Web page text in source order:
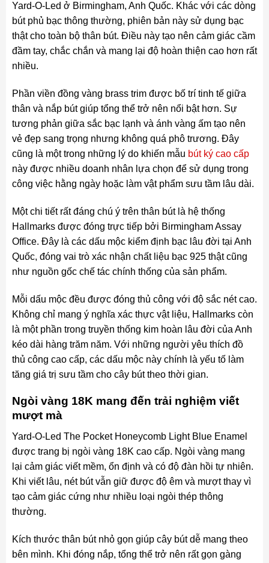
Yard-O-Led ở Birmingham, Anh Quốc. Khác với các dòng
bút phủ bạc thông thường, phiên bản này sử dụng bạc
thật cho toàn bộ thân bút. Điều này tạo nên cảm giác cầm
đầm tay, chắc chắn và mang lại độ hoàn thiện cao hơn rất
nhiều.
Phần viền đồng vàng brass trim được bố trí tinh tế giữa
thân và nắp bút giúp tổng thể trở nên nổi bật hơn. Sự
tương phản giữa sắc bạc lạnh và ánh vàng ấm tạo nên
vẻ đẹp sang trọng nhưng không quá phô trương. Đây
cũng là một trong những lý do khiến mẫu bút ký cao cấp
này được nhiều doanh nhân lựa chọn để sử dụng trong
công việc hằng ngày hoặc làm vật phẩm sưu tầm lâu dài.
Một chi tiết rất đáng chú ý trên thân bút là hệ thống
Hallmarks được đóng trực tiếp bởi Birmingham Assay
Office. Đây là các dấu mộc kiểm định bạc lâu đời tại Anh
Quốc, đóng vai trò xác nhận chất liệu bạc 925 thật cũng
như nguồn gốc chế tác chính thống của sản phẩm.
Mỗi dấu mộc đều được đóng thủ công với độ sắc nét cao.
Không chỉ mang ý nghĩa xác thực vật liệu, Hallmarks còn
là một phần trong truyền thống kim hoàn lâu đời của Anh
kéo dài hàng trăm năm. Với những người yêu thích đồ
thủ công cao cấp, các dấu mộc này chính là yếu tố làm
tăng giá trị sưu tầm cho cây bút theo thời gian.
Ngòi vàng 18K mang đến trải nghiệm viết
mượt mà
Yard-O-Led The Pocket Honeycomb Light Blue Enamel
được trang bị ngòi vàng 18K cao cấp. Ngòi vàng mang
lại cảm giác viết mềm, ổn định và có độ đàn hồi tự nhiên.
Khi viết lâu, nét bút vẫn giữ được độ êm và mượt thay vì
tạo cảm giác cứng như nhiều loại ngòi thép thông
thường.
Kích thước thân bút nhỏ gọn giúp cây bút dễ mang theo
bên mình. Khi đóng nắp, tổng thể trở nên rất gọn gàng